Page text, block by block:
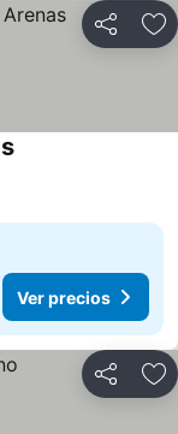
Compartir
precios
Ver precios
Ver precios
Compartir